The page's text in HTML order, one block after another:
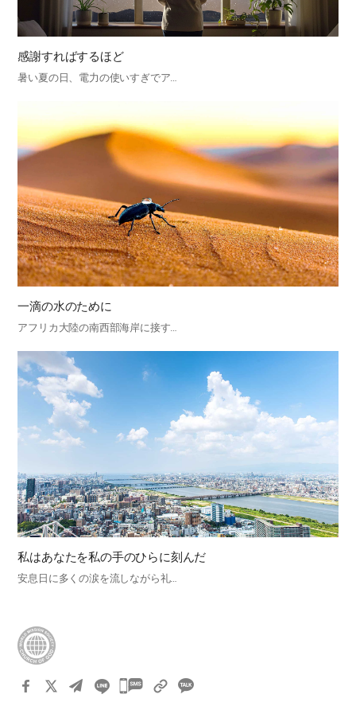
感謝すればするほど
暑い夏の日、電力の使いすぎでア…
一滴の水のために
アフリカ大陸の南西部海岸に接す…
私はあなたを私の手のひらに刻んだ
安息日に多くの涙を流しながら礼…
카